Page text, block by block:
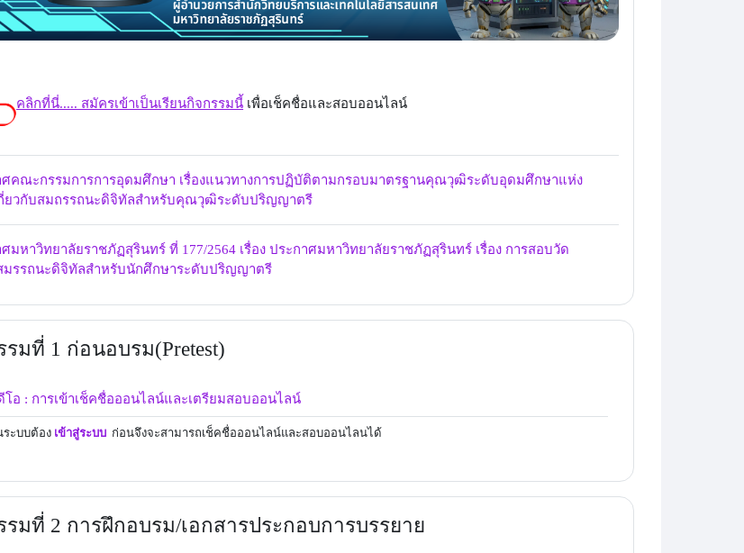
คลิกที่นี่..... สมัครเข้าเป็นเรียนกิจกรรมนี้ เพื่อเช็คชื่อและสอบออนไลน์
ศคณะกรรมการการอุดมศึกษา เรื่องแนวทางการปฏิบัติตามกรอบมาตรฐานคุณวุฒิระดับอุดมศึกษาแห่ง
ยวกับสมถรรถนะดิจิทัลสำหรับคุณวุฒิระดับปริญญาตรีURL
มหาวิทยาลัยราชภัฏสุรินทร์ ที่ 177/2564 เรื่อง ประกาศมหาวิทยาลัยราชภัฏสุรินทร์ เรื่อง การสอบวัด
มรรถนะดิจิทัลสำหรับนักศึกษาระดับปริญญาตรีURL
รมที่ 1 ก่อนอบรม(Pretest)
โอ : การเข้าเช็คชื่อออนไลน์และเตรียมสอบออนไลน์URL
ระบบต้อง เข้าสู่ระบบ ก่อนจึงจะสามารถเช็คชื่อออนไลน์และสอบออนไลนได้
รมที่ 2 การฝึกอบรม/เอกสารประกอบการบรรยาย